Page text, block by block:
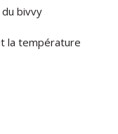
bivvy
la température